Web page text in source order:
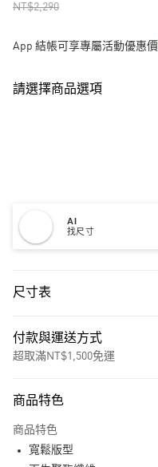
NT$2,290
App 結帳可享專屬活動優惠價
請選擇商品選項
AI
找尺寸
尺寸表
付款與運送方式
超取滿NT$1,500免運
商品特色
商品特色
寬鬆版型